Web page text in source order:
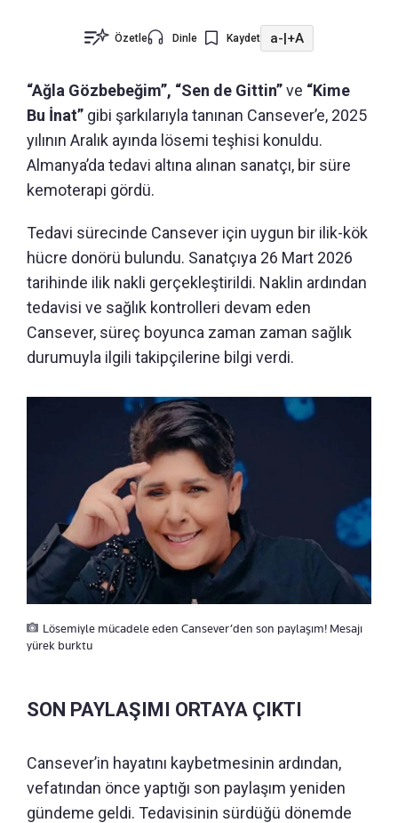
Özetle Dinle Kaydet a-|+A
“Ağla Gözbebeğim”, “Sen de Gittin”ve “Kime
Bu İnat” gibi şarkılarıyla tanınan Cansever’e, 2025
yılının Aralık ayında lösemi teşhisi konuldu.
Almanya’da tedavi altına alınan sanatçı, bir süre
kemoterapi gördü.
Tedavi sürecinde Cansever için uygun bir ilik-kök
hücre donörü bulundu. Sanatçıya 26 Mart 2026
tarihinde ilik nakli gerçekleştirildi. Naklin ardından
tedavisi ve sağlık kontrolleri devam eden
Cansever, süreç boyunca zaman zaman sağlık
durumuyla ilgili takipçilerine bilgi verdi.
Lösemiyle mücadele eden Cansever’den son paylaşım! Mesajı
yürek burktu
SON PAYLAŞIMI ORTAYA ÇIKTI
Cansever’in hayatını kaybetmesinin ardından,
vefatından önce yaptığı son paylaşım yeniden
gündeme geldi. Tedavisinin sürdüğü dönemde